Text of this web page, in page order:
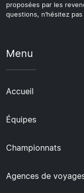
proposées par les
questions, n’hésitez
Menu
Accueil
Équipes
Championnats
Agences de